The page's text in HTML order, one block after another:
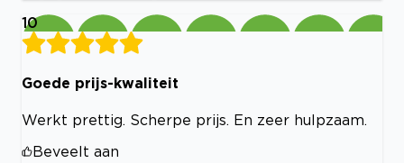
10
Goede prijs-kwaliteit
Werkt prettig. Scherpe prijs. En zeer hulpzaam.
Beveelt aan